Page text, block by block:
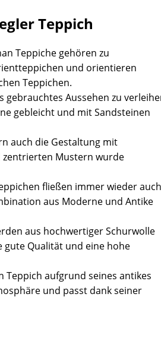
Teppich
Teppiche gehören zu
und orientieren
Teppichen.
gebrauchtes Aussehen zu
gebleicht und mit Sandsteinen
auch die Gestaltung mit
zentrierten Mustern wurde
fließen immer wieder auch
aus Moderne und Antike
aus hochwertiger Schurwolle
Qualität und eine hohe
Teppich aufgrund seines antikes
und passt dank seiner